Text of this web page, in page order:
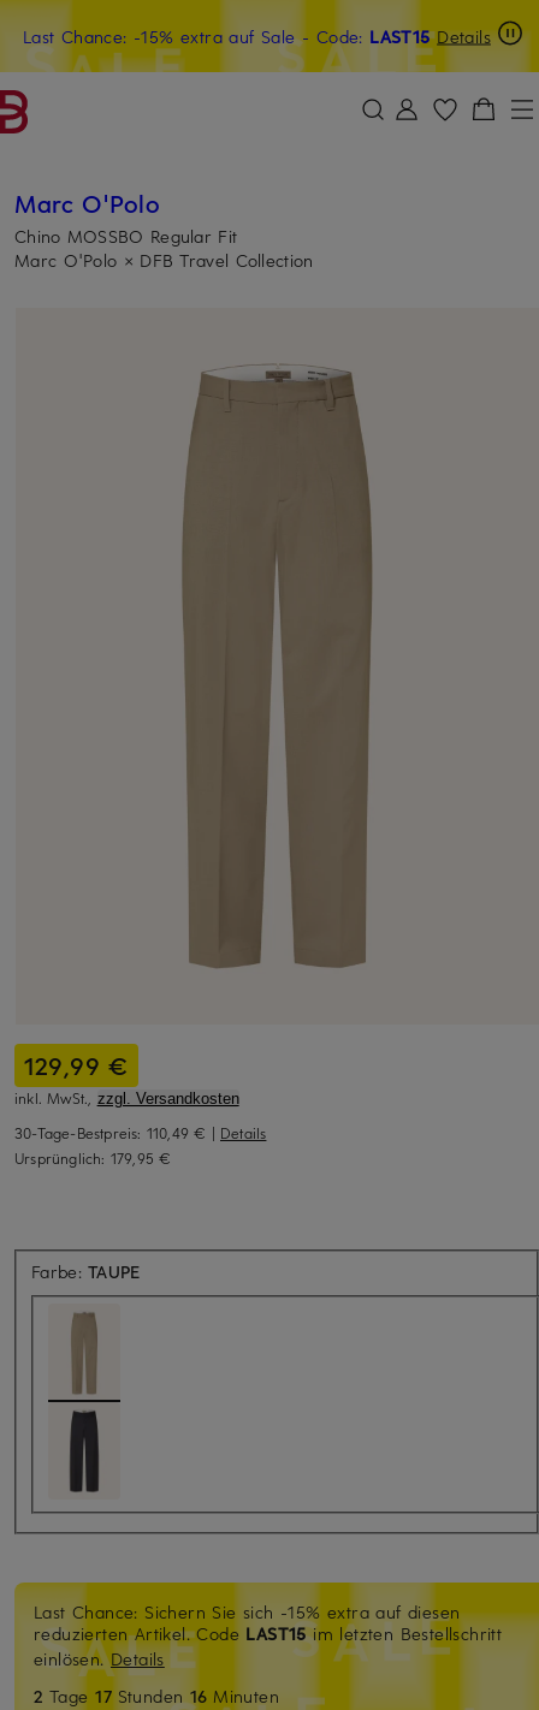
ZUM HAUPTINHALT ÜBERSPRINGEN ZUM SUCHFELD ÜBERSPRINGEN
Last Chance: -15% extra auf Sale- Code: LAST15 Details
20€-Willkommensgutschein mit Beyond sichern
Marc O'Polo
Chino MOSSBO Regular Fit
Marc O'Polo × DFB Travel Collection
129,99 €
inkl. MwSt., zzgl. Versandkosten
30-Tage-Bestpreis: 110,49 € | Details
Ursprünglich: 179,95 €
Farbe:TAUPE
Last Chance: Sichern Sie sich -15% extra auf diesen
reduzierten Artikel. Code LAST15im letzten Bestellschritt
einlösen.Details
2 Tage17 Stunden 16 Minuten